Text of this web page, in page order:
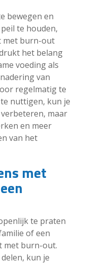
bewegen en
te houden,
met burn-out
het belang
voeding als
van
regelmatig te
nuttigen, kun je
maar
en meer
van het
met
te praten
of een
met burn-out.
kun je